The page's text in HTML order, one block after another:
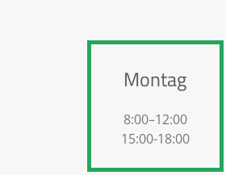
Montag
8:00–12:00
15:00-18:00